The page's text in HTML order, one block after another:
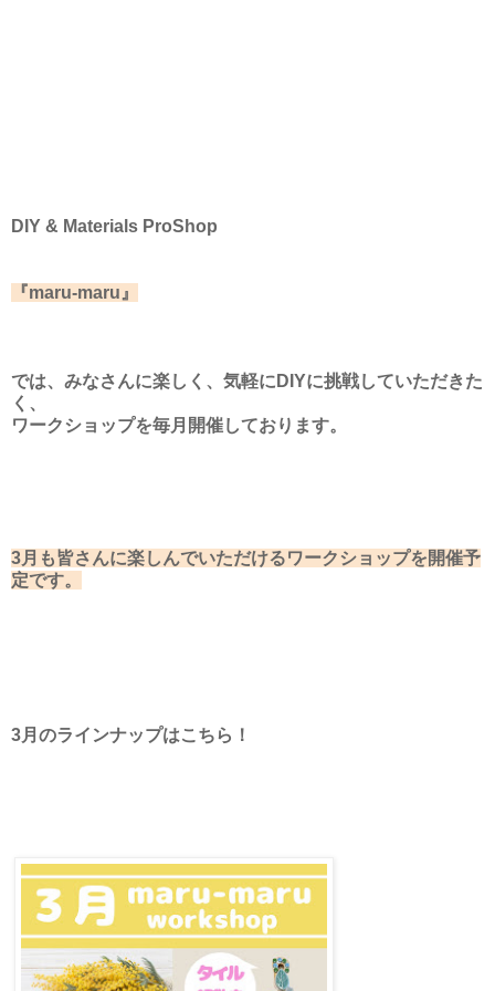
DIY & Materials ProShop
『maru-maru』
では、みなさんに楽しく、気軽にDIYに挑戦していただきた
く、
ワークショップを毎月開催しております。
3月も皆さんに楽しんでいただけるワークショップを開催予
定です。
3月のラインナップはこちら！